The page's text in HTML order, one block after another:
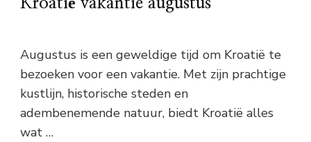
Kroatië vakantie augustus
Augustus is een geweldige tijd om Kroatië te
bezoeken voor een vakantie. Met zijn prachtige
kustlijn, historische steden en
adembenemende natuur, biedt Kroatië alles
wat …